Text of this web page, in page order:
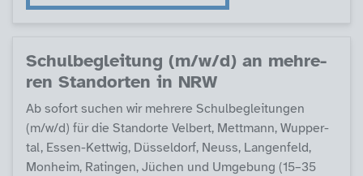
Schul­be­g­lei­tung (m/w/d) an meh­re­
ren Stand­or­ten in NRW
Ab so­fort su­chen wir meh­re­re Schul­be­g­lei­tun­gen
(m/w/d) für die Stand­or­te Vel­bert, Mett­mann, Wup­per­
tal, Es­sen-Kett­wig, Düs­sel­dorf, Neuss, Lan­gen­feld,
Mon­heim, Ra­tin­gen, Jüchen und Um­ge­bung (15–35